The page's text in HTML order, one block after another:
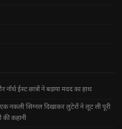
ईस्ट छात्रों ने बढ़ाया मदद का हाथ
सिग्नल दिखाकर लुटेरों ने लूट ली पूरी
की कहानी